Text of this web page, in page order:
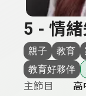
5 - 情
親子 教育
教育好夥伴
主節目
高